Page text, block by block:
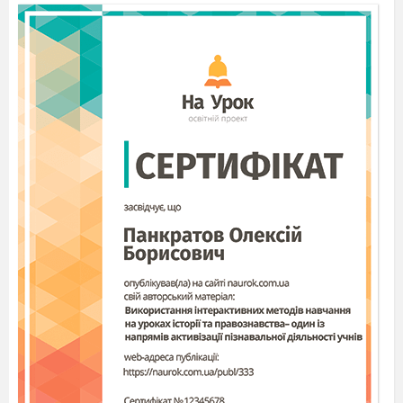
різноманітних державних програм, створення
суспільних благ (наприклад, будівництво доріг
і мостів, фінансування охорони здоров’я,
освіти, науки, армії), виплату державних пенсій
та інших соціальних допомог.
Однією з ознак стабільності грошової системи
є високий рівень довіри населення та фірм до
національних грошей, широке використання їх
у повсякденному житті. Час від часу для
підвищення ефективності функціонування
грошової системи або для вирішення важливих
суспільно-політичних завдань центральні банки
різноманітних країн проводять грошові
реформи.
Запитання до учнів